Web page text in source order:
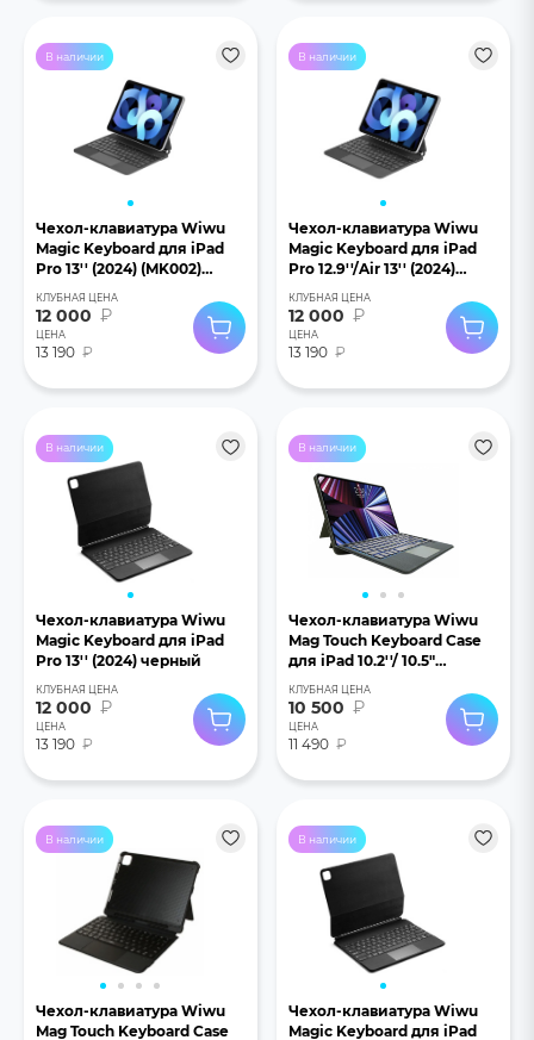
В наличии
Чехол-клавиатура Wiwu
Magic Keyboard для iPad
Pro 13'' (2024) (MK002)
черный
КЛУБНАЯ ЦЕНА
12 000 ₽
ЦЕНА
13 190 ₽
В наличии
Чехол-клавиатура Wiwu
Magic Keyboard для iPad
Pro 12.9''/Air 13'' (2024)
(MK002) черный
КЛУБНАЯ ЦЕНА
12 000 ₽
ЦЕНА
13 190 ₽
В наличии
Чехол-клавиатура Wiwu
Magic Keyboard для iPad
Pro 13'' (2024) черный
КЛУБНАЯ ЦЕНА
12 000 ₽
ЦЕНА
13 190 ₽
В наличии
Чехол-клавиатура Wiwu
Mag Touch Keyboard Case
для iPad 10.2''/ 10.5"
КЛУБНАЯ ЦЕНА
10 500 ₽
ЦЕНА
11 490 ₽
В наличии
Чехол-клавиатура Wiwu
Mag Touch Keyboard Case
В наличии
Чехол-клавиатура Wiwu
Magic Keyboard для iPad